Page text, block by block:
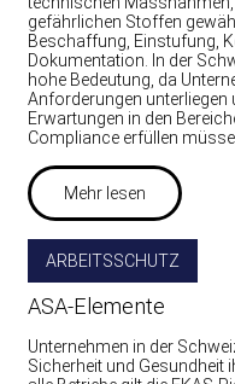
gefährlichen Stoffen
Beschaffung, Einstufung,
Dokumentation. In der
hohe Bedeutung, da
Anforderungen unterliegen
Erwartungen in den
Compliance erfüllen
Mehr lesen
ARBEITSSCHUTZ
ASA-Elemente
Unternehmen in der
Sicherheit und Gesundheit